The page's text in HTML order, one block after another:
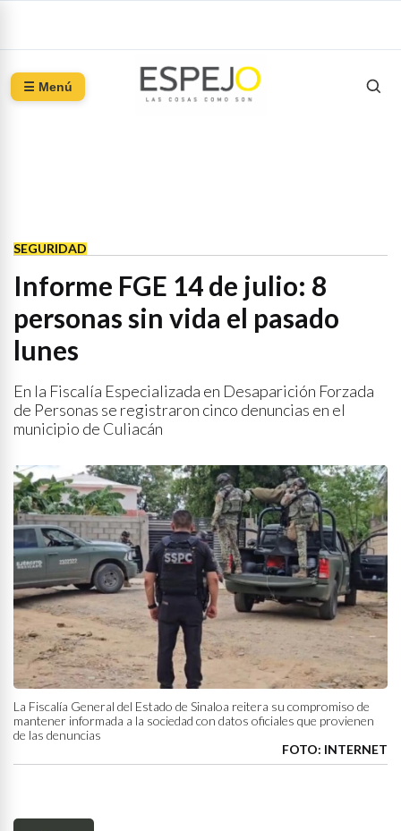
☰ Menú
SEGURIDAD
Informe FGE 14 de julio: 8
personas sin vida el pasado
lunes
En la Fiscalía Especializada en Desaparición Forzada
de Personas se registraron cinco denuncias en el
municipio de Culiacán
La Fiscalía General del Estado de Sinaloa reitera su compromiso de
mantener informada a la sociedad con datos oficiales que provienen
de las denuncias
FOTO: INTERNET